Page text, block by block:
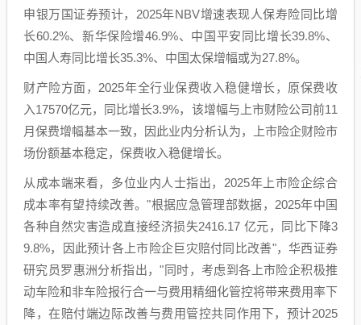
申银万国证券预计，2025年NBV增速表现人保寿险同比增
长60.2%、新华保险增46.9%、中国平安同比增长39.8%、
中国人寿同比增长35.3%、中国太保增幅或为27.8%。
财产险方面，2025年全行业保费收入稳健增长，原保费收
入17570亿元，同比增长3.9%，该增幅与上市财险公司前11
月保费增幅基本一致，因此业内分析认为，上市险企财险市
场份额基本稳定，保费收入稳健增长。
从成本端来看，多位业内人士指出，2025年上市险企综合
成本率有望持续改善。"根据应急管理部数据，2025年中国
各种自然灾害造成直接经济损失2416.17 亿元，同比下降3
9.8%，因此预计各上市险企巨灾赔付同比改善"，华西证券
研究员罗惠洲分析指出，"同时，考虑到各上市险企积极推
动车险和非车险报行合一与费用精细化管控将带来费用率下
降，在赔付端边际改善与费用管控共同作用下，预计2025